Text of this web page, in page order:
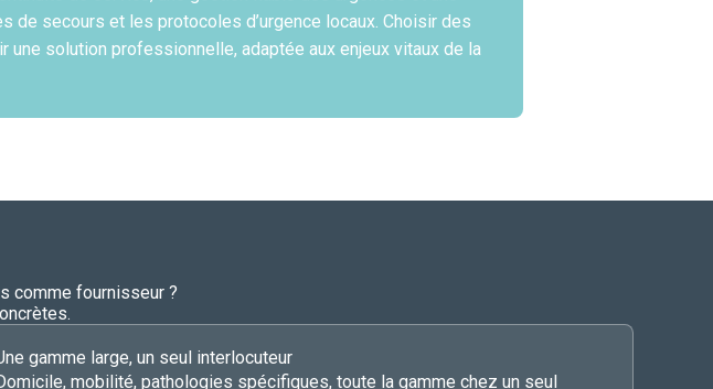
de secours et les protocoles d’urgence locaux. Choisir des
une solution professionnelle, adaptée aux enjeux vitaux de la
comme fournisseur ?
gamme large, un seul interlocuteur
mobilité, pathologies spécifiques, toute la gamme chez un seul